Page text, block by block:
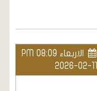
الاربعاء PM 08:09
2026-02-11